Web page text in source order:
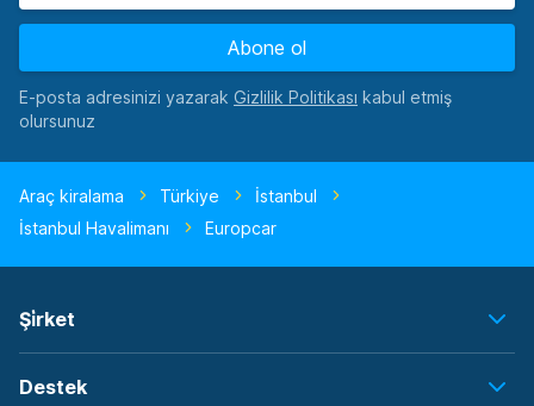
Abone ol
E-posta adresinizi yazarak
kabul etmiş
olursunuz
Araç kiralama Türkiye
İstanbul
İstanbul Havalimanı
Europcar
Şi̇rket
Destek